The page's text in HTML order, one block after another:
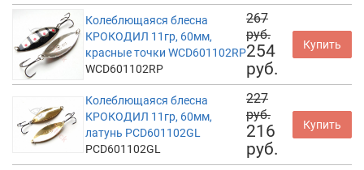
Колеблющаяся блесна
КРОКОДИЛ 11гр, 60мм,
красные точки WCD601102RP
WCD601102RP
267
руб.
254
руб.
Купить
Колеблющаяся блесна
КРОКОДИЛ 11гр, 60мм,
латунь PCD601102GL
PCD601102GL
227
руб.
216
руб.
Купить